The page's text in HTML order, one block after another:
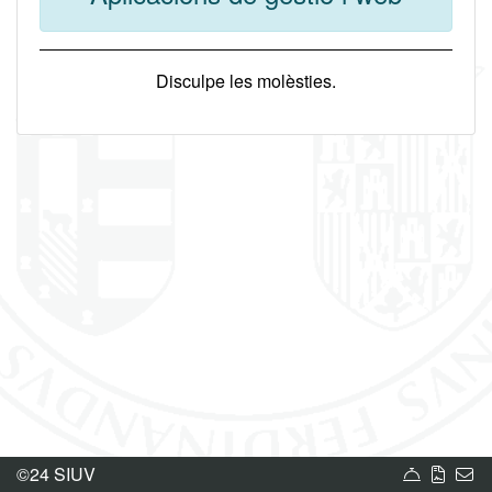
Disculpe les molèsties.
©24 SIUV Carta